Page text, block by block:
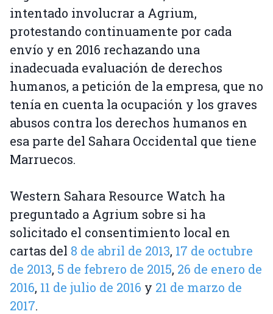
intentado involucrar a Agrium,
protestando continuamente por cada
envío y en 2016 rechazando una
inadecuada evaluación de derechos
humanos, a petición de la empresa, que no
tenía en cuenta la ocupación y los graves
abusos contra los derechos humanos en
esa parte del Sahara Occidental que tiene
Marruecos.
Western Sahara Resource Watch ha
preguntado a Agrium sobre si ha
solicitado el consentimiento local en
cartas del 8 de abril de 2013, 17 de octubre
de 2013, 5 de febrero de 2015, 26 de enero de
2016, 11 de julio de 2016 y 21 de marzo de
2017.